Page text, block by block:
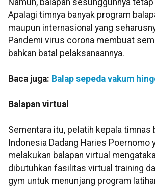
Namun, balapan sesungguhnya
Apalagi timnya banyak program
maupun internasional yang
Pandemi virus corona membuat
bahkan batal pelaksanaannya.
Baca juga: Balap sepeda vakum
Balapan virtual
Sementara itu, pelatih kepala timnas
Indonesia Dadang Haries Poernomo
melakukan balapan virtual
dibutuhkan fasilitas virtual training
gym untuk menunjang program